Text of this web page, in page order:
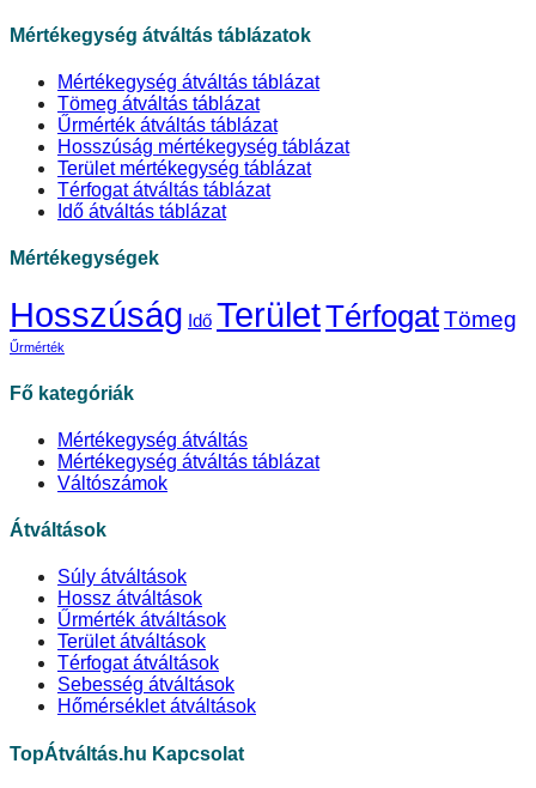
Mértékegység átváltás táblázatok
Mértékegység átváltás táblázat
Tömeg átváltás táblázat
Űrmérték átváltás táblázat
Hosszúság mértékegység táblázat
Terület mértékegység táblázat
Térfogat átváltás táblázat
Idő átváltás táblázat
Mértékegységek
Hosszúság Idő TerületTérfogatTömeg
Űrmérték
Fő kategóriák
Mértékegység átváltás
Mértékegység átváltás táblázat
Váltószámok
Átváltások
Súly átváltások
Hossz átváltások
Űrmérték átváltások
Terület átváltások
Térfogat átváltások
Sebesség átváltások
Hőmérséklet átváltások
TopÁtváltás.hu Kapcsolat